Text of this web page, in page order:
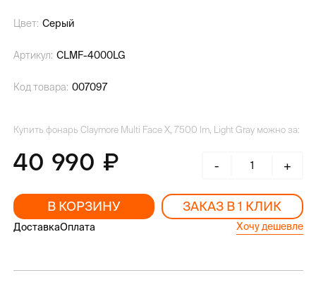
Цвет: Серый
Артикул: CLMF-4000LG
Код товара: 007097
Купить фонарь Claymore Multi Face X, 7500 lm, Light Gray можно за:
40 990 - +
В КОРЗИНУ ЗАКАЗ В 1 КЛИК
ДоставкаОплата Хочу дешевле